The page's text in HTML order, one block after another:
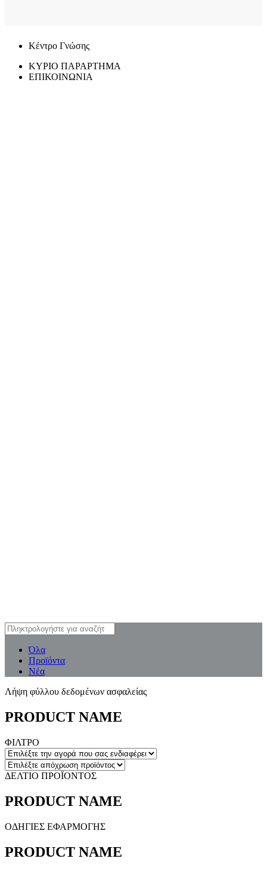
Κέντρο Γνώσης
ΚΥΡΙΟ ΠΑΡΑΡΤΗΜΑ
ΕΠΙΚΟΙΝΩΝΙΑ
Όλα
Προϊόντα
Νέα
Λήψη φύλλου δεδομένων ασφαλείας
PRODUCT NAME
ΦΙΛΤΡΟ
ΔΕΛΤΙΟ ΠΡΟΪΟΝΤΟΣ
PRODUCT NAME
ΟΔΗΓΙΕΣ ΕΦΑΡΜΟΓΗΣ
PRODUCT NAME